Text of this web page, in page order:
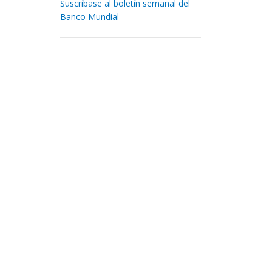
Suscríbase al boletín semanal del
Banco Mundial